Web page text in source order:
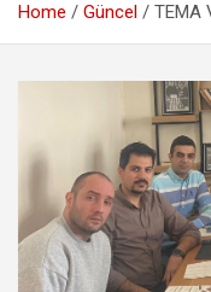
Home Güncel TEMA